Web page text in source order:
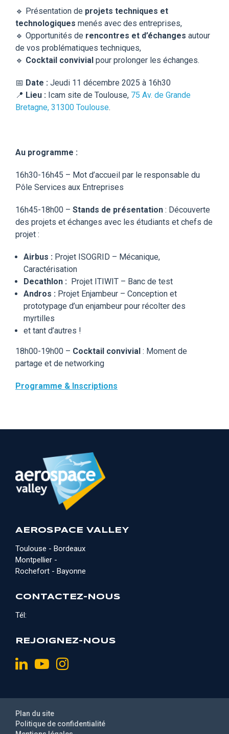
🔹 Présentation de projets techniques et
technologiques menés avec des entreprises,
🔹 Opportunités de rencontres et d’échanges autour
de vos problématiques techniques,
🔹 Cocktail convivial pour prolonger les échanges.
📅 Date : Jeudi 11 décembre 2025 à 16h30
📍 Lieu : Icam site de Toulouse, 75 Av. de Grande
Bretagne, 31300 Toulouse.
Au programme :
16h30-16h45 – Mot d’accueil par le responsable du
Pôle Services aux Entreprises
16h45-18h00 – Stands de présentation : Découverte
des projets et échanges avec les étudiants et chefs de
projet :
Airbus : Projet ISOGRID – Mécanique,
Caractérisation
Decathlon : Projet ITIWIT – Banc de test
Andros : Projet Enjambeur – Conception et
prototypage d’un enjambeur pour récolter des
myrtilles
et tant d’autres !
18h00-19h00 – Cocktail convivial : Moment de
partage et de networking
Programme & Inscriptions
AEROSPACE VALLEY
Toulouse - Bordeaux
Montpellier -
Rochefort - Bayonne
CONTACTEZ-NOUS
Tél:
REJOIGNEZ-NOUS
Politique de confidentialité
Plan du site